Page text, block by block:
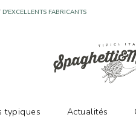
FABRICANTS
typiques Actualités